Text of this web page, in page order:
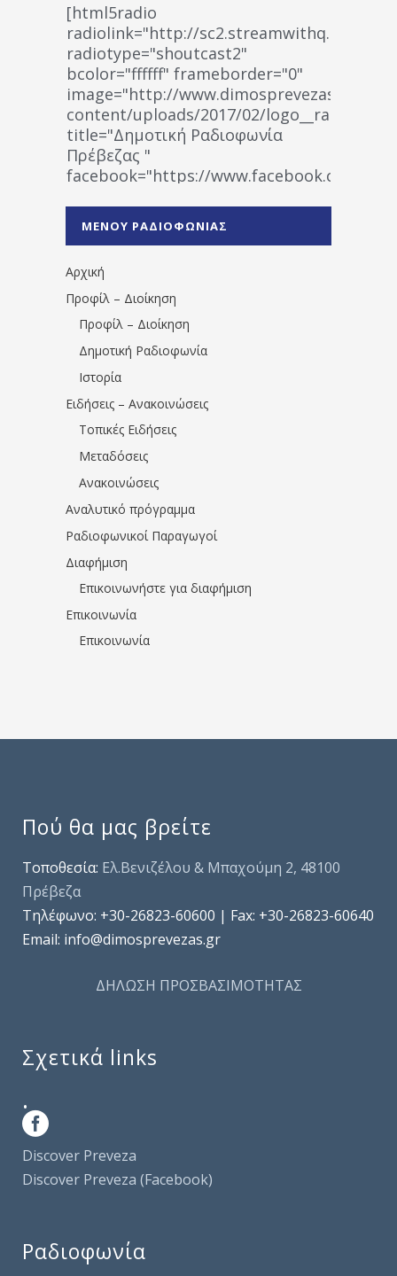
[html5radio
radiolink="http://
radiotype="shoutcast2"
bcolor="ffffff" frameborder="0"
image="http://www.dimosprevezas.gr/wp-
content/uploads/2017/02/
title="Δημοτική Ραδιοφωνία
Πρέβεζας "
facebook="https://www.facebook.com/
1531194763766854/" artist="" ]
ΜΕΝΟΥ ΡΑΔΙΟΦΩΝΙΑΣ
Αρχική
Προφίλ – Διοίκηση
Προφίλ – Διοίκηση
Δημοτική Ραδιοφωνία
Ιστορία
Ειδήσεις – Ανακοινώσεις
Τοπικές Ειδήσεις
Μεταδόσεις
Ανακοινώσεις
Αναλυτικό πρόγραμμα
Ραδιοφωνικοί Παραγωγοί
Διαφήμιση
Επικοινωνήστε για διαφήμιση
Επικοινωνία
Επικοινωνία
Πού θα μας βρείτε
Τοποθεσία: Ελ.Βενιζέλου & Μπαχούμη 2, 48100
Πρέβεζα
Τηλέφωνo: +30-26823-60600 | Fax: +30-26823-60640
Email: info@dimosprevezas.gr
ΔΗΛΩΣΗ ΠΡΟΣΒΑΣΙΜΟΤΗΤΑΣ
Σχετικά links
.
Discover Preveza
Discover Preveza (Facebook)
Ραδιοφωνία